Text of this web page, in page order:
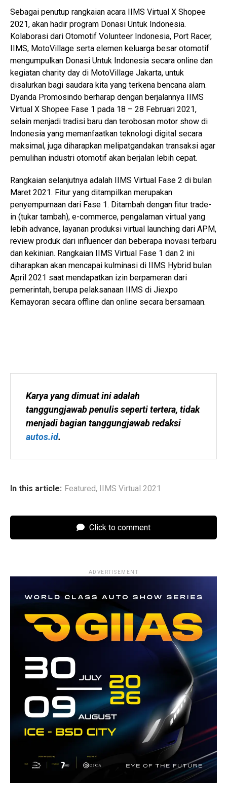
Sebagai penutup rangkaian acara IIMS Virtual X Shopee
2021, akan hadir program Donasi Untuk Indonesia.
Kolaborasi dari Otomotif Volunteer Indonesia, Port Racer,
IIMS, MotoVillage serta elemen keluarga besar otomotif
mengumpulkan Donasi Untuk Indonesia secara online dan
kegiatan charity day di MotoVillage Jakarta, untuk
disalurkan bagi saudara kita yang terkena bencana alam.
Dyanda Promosindo berharap dengan berjalannya IIMS
Virtual X Shopee Fase 1 pada 18 – 28 Februari 2021,
selain menjadi tradisi baru dan terobosan motor show di
Indonesia yang memanfaatkan teknologi digital secara
maksimal, juga diharapkan melipatgandakan transaksi agar
pemulihan industri otomotif akan berjalan lebih cepat.
Rangkaian selanjutnya adalah IIMS Virtual Fase 2 di bulan
Maret 2021. Fitur yang ditampilkan merupakan
penyempurnaan dari Fase 1. Ditambah dengan fitur trade-
in (tukar tambah), e-commerce, pengalaman virtual yang
lebih advance, layanan produksi virtual launching dari APM,
review produk dari influencer dan beberapa inovasi terbaru
dan kekinian. Rangkaian IIMS Virtual Fase 1 dan 2 ini
diharapkan akan mencapai kulminasi di IIMS Hybrid bulan
April 2021 saat mendapatkan izin berpameran dari
pemerintah, berupa pelaksanaan IIMS di Jiexpo
Kemayoran secara offline dan online secara bersamaan.
Karya yang dimuat ini adalah
tanggungjawab penulis seperti tertera, tidak
autos.id.
In this article: Featured, IIMS Virtual 2021
Click to comment
ADVERTISEMENT